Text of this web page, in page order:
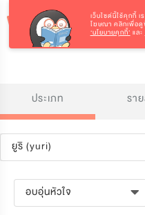
ประเภท รา
ยูริ (yuri)
อบอุ่นหัวใจ
เว็บไซต์นี้ใช้คุกกี้ เ
โฆษณา คลิกเพื่อดู
‘นโยบายคุกกี้’ และ